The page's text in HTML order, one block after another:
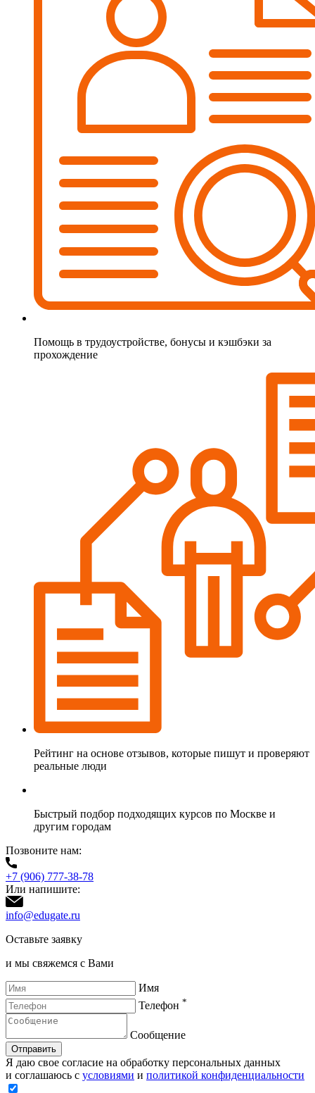
Помощь в трудоустройстве, бонусы и кэшбэки за
прохождение
Рейтинг на основе отзывов, которые пишут и проверяют
реальные люди
Быстрый подбор подходящих курсов по Москве и
другим городам
Позвоните нам:
+7 (906) 777-38-78
Или напишите:
info@edugate.ru
Оставьте заявку
и мы свяжемся с Вами
Имя
Телефон *
Сообщение
Отправить
Я даю свое согласие на обработку персональных данных
и соглашаюсь с условиями и политикой конфиденциальности